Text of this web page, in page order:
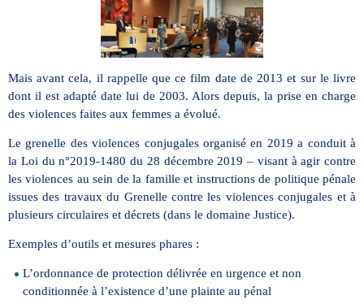
Mais avant cela, il rappelle que ce film date de 2013 et sur le livre
dont il est adapté date lui de 2003. Alors depuis, la prise en charge
des violences faites aux femmes a évolué.
Le grenelle des violences conjugales organisé en 2019 a conduit à
la Loi du n°2019-1480 du 28 décembre 2019 – visant à agir contre
les violences au sein de la famille et instructions de politique pénale
issues des travaux du Grenelle contre les violences conjugales et à
plusieurs circulaires et décrets (dans le domaine Justice).
Exemples d’outils et mesures phares :
L’ordonnance de protection délivrée en urgence et non
conditionnée à l’existence d’une plainte au pénal